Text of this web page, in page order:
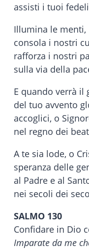
assisti i tuoi
Illumina le menti,
consola i nostri
rafforza i nostri
sulla via della
E quando verrà il
del tuo avvento
accoglici, o
nel regno dei
A te sia lode, o
speranza delle
al Padre e al
nei secoli dei
SALMO 130
Confidare in Dio
Imparate da me